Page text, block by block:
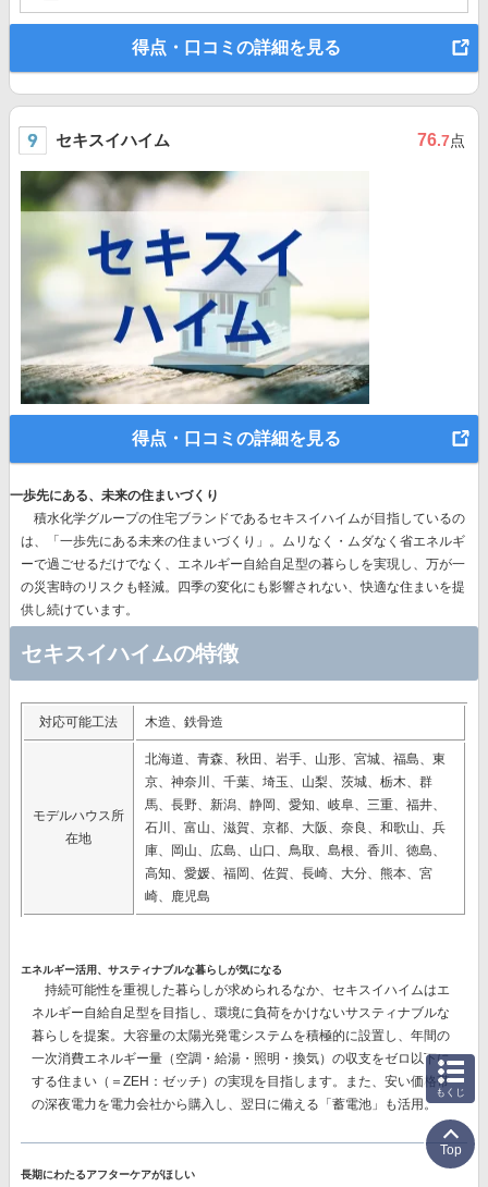
得点・口コミの詳細を見る
セキスイハイム 76.7点
得点・口コミの詳細を見る
一歩先にある、未来の住まいづくり
積水化学グループの住宅ブランドであるセキスイハイムが目指しているの
は、
「一歩先にある未来の住まいづくり」。 ムリなく・ムダなく省エネルギ
ーで過ごせるだけでなく、エネルギー自給自足型の暮らしを実現し、万が一
の災害時のリスクも軽減。四季の変化にも影響されない、快適な住まいを提
供し続けています。
セキスイハイムの特徴
対応可能工法 木造、鉄骨造
モデルハウス所
在地
北海道、青森、秋田、岩手、山形、宮城、福島、東
京、神奈川、千葉、埼玉、山梨、茨城、栃木、群
馬、長野、新潟、静岡、愛知、岐阜、三重、福井、
石川、富山、滋賀、京都、大阪、奈良、和歌山、兵
庫、岡山、広島、山口、鳥取、島根、香川、徳島、
高知、愛媛、福岡、佐賀、長崎、大分、熊本、宮
崎、鹿児島
エネルギー活用、サスティナブルな暮らしが気になる
持続可能性を重視した暮らしが求められるなか、セキスイハイムはエ
ネルギー自給自足型を目指し、環境に負荷をかけないサスティナブルな
暮らしを提案。大容量の太陽光発電システムを積極的に設置し、 年間の
一次消費エネルギー量（空調・給湯・照明・換気）の収支をゼロ以下に
する住まい（＝ZEH：ゼッチ）の実現を目指します。また、安い価格帯
の深夜電力を電力会社から購入し、翌日に備える 「蓄電池」 も活用。
長期にわたるアフターケアがほしい
もくじ
Top